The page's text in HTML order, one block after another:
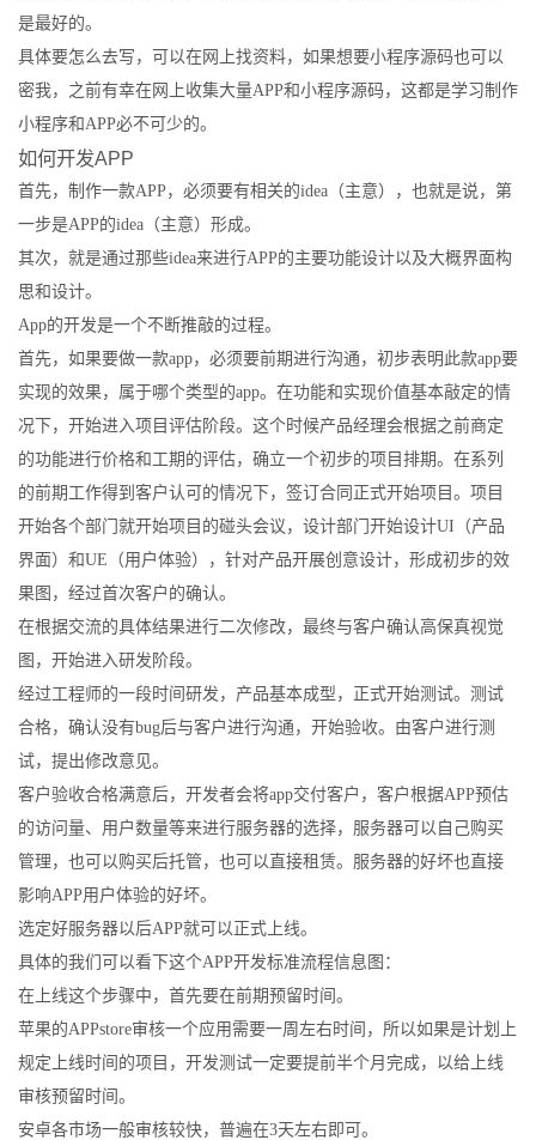
是最好的。
具体要怎么去写，可以在网上找资料，如果想要小程序源码也可以
密我，之前有幸在网上收集大量APP和小程序源码，这都是学习制作
小程序和APP必不可少的。
如何开发APP
首先，制作一款APP，必须要有相关的idea（主意），也就是说，第
一步是APP的idea（主意）形成。
其次，就是通过那些idea来进行APP的主要功能设计以及大概界面构
思和设计。
App的开发是一个不断推敲的过程。
首先，如果要做一款app，必须要前期进行沟通，初步表明此款app要
实现的效果，属于哪个类型的app。在功能和实现价值基本敲定的情
况下，开始进入项目评估阶段。这个时候产品经理会根据之前商定
的功能进行价格和工期的评估，确立一个初步的项目排期。在系列
的前期工作得到客户认可的情况下，签订合同正式开始项目。项目
开始各个部门就开始项目的碰头会议，设计部门开始设计UI（产品
界面）和UE（用户体验），针对产品开展创意设计，形成初步的效
果图，经过首次客户的确认。
在根据交流的具体结果进行二次修改，最终与客户确认高保真视觉
图，开始进入研发阶段。
经过工程师的一段时间研发，产品基本成型，正式开始测试。测试
合格，确认没有bug后与客户进行沟通，开始验收。由客户进行测
试，提出修改意见。
客户验收合格满意后，开发者会将app交付客户，客户根据APP预估
的访问量、用户数量等来进行服务器的选择，服务器可以自己购买
管理，也可以购买后托管，也可以直接租赁。服务器的好坏也直接
影响APP用户体验的好坏。
选定好服务器以后APP就可以正式上线。
具体的我们可以看下这个APP开发标准流程信息图：
在上线这个步骤中，首先要在前期预留时间。
苹果的APPstore审核一个应用需要一周左右时间，所以如果是计划上
规定上线时间的项目，开发测试一定要提前半个月完成，以给上线
审核预留时间。
安卓各市场一般审核较快，普遍在3天左右即可。